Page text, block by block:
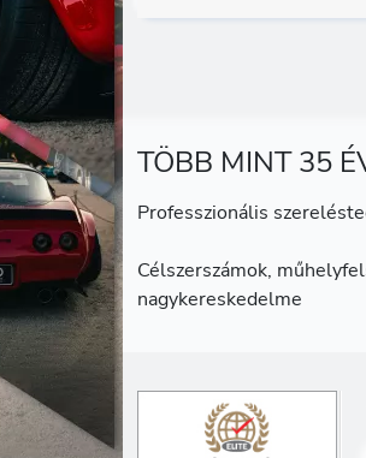
TÖBB MINT 35
Professzionális
Célszerszámok,
nagykereskedelme